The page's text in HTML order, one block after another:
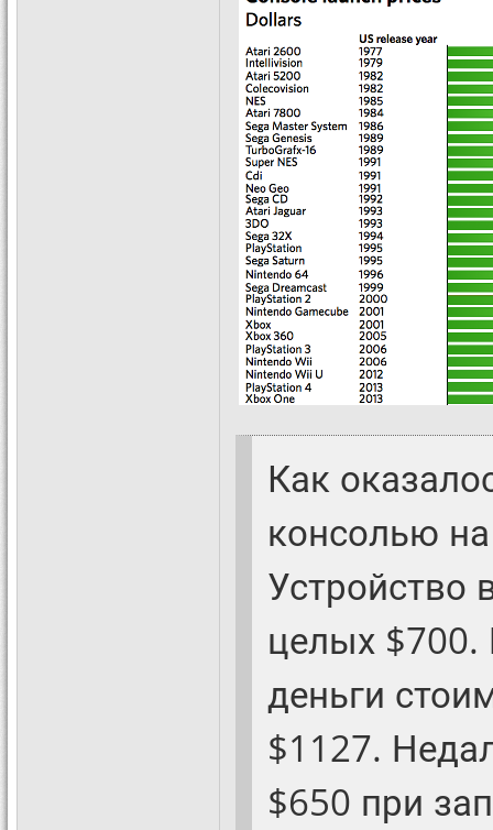
Как
консолью
Устройство
целых $700.
деньги
$1127.
$650 при